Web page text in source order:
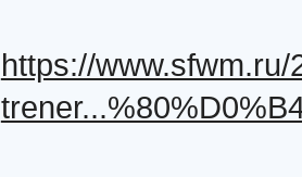
https://